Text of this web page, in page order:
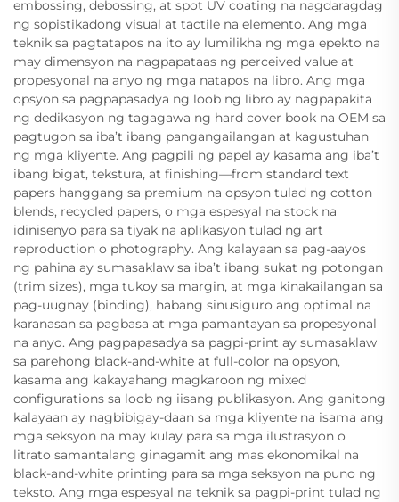
embossing, debossing, at spot UV coating na nagdaragdag
ng sopistikadong visual at tactile na elemento. Ang mga
teknik sa pagtatapos na ito ay lumilikha ng mga epekto na
may dimensyon na nagpapataas ng perceived value at
propesyonal na anyo ng mga natapos na libro. Ang mga
opsyon sa pagpapasadya ng loob ng libro ay nagpapakita
ng dedikasyon ng tagagawa ng hard cover book na OEM sa
pagtugon sa iba’t ibang pangangailangan at kagustuhan
ng mga kliyente. Ang pagpili ng papel ay kasama ang iba’t
ibang bigat, tekstura, at finishing—from standard text
papers hanggang sa premium na opsyon tulad ng cotton
blends, recycled papers, o mga espesyal na stock na
idinisenyo para sa tiyak na aplikasyon tulad ng art
reproduction o photography. Ang kalayaan sa pag-aayos
ng pahina ay sumasaklaw sa iba’t ibang sukat ng potongan
(trim sizes), mga tukoy sa margin, at mga kinakailangan sa
pag-uugnay (binding), habang sinusiguro ang optimal na
karanasan sa pagbasa at mga pamantayan sa propesyonal
na anyo. Ang pagpapasadya sa pagpi-print ay sumasaklaw
sa parehong black-and-white at full-color na opsyon,
kasama ang kakayahang magkaroon ng mixed
configurations sa loob ng iisang publikasyon. Ang ganitong
kalayaan ay nagbibigay-daan sa mga kliyente na isama ang
mga seksyon na may kulay para sa mga ilustrasyon o
litrato samantalang ginagamit ang mas ekonomikal na
black-and-white printing para sa mga seksyon na puno ng
teksto. Ang mga espesyal na teknik sa pagpi-print tulad ng